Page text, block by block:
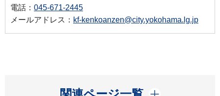
電話： 045-671-2445
メールアドレス： kf-kenkoanzen@city.yokohama.lg.jp
開く